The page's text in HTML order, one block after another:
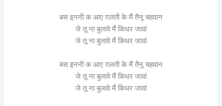
बस इननी क आए ग़लती के मैं तैनू चहवान
जे तू ना बुलावे मैं किधर जावां
जे तू ना बुलावे मैं किधर जावां
बस इननी क आए ग़लती के मैं तैनू चहवान
जे तू ना बुलावे मैं किधर जावां
जे तू ना बुलावे मैं किधर जावां